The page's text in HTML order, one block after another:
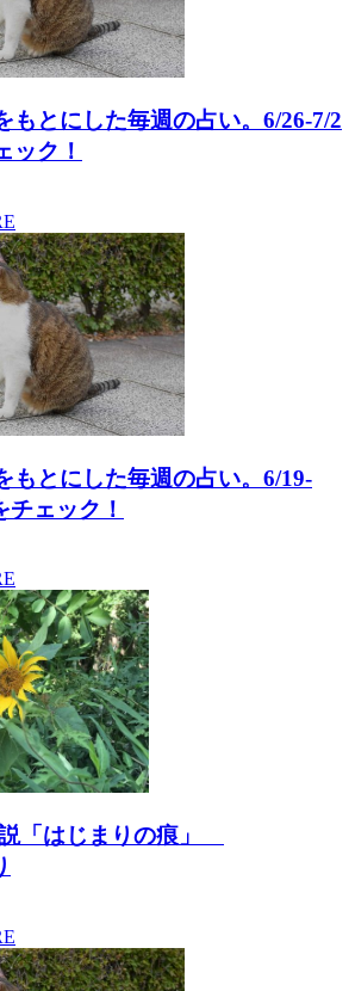
もとにした毎週の占い。6/26-7/2
ック！
もとにした毎週の占い。6/19-
チェック！
「はじまりの痕」